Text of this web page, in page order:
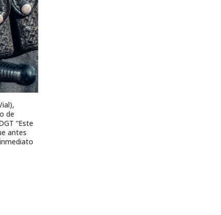
de
“Este
antes